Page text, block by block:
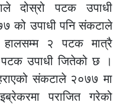
दोस्रो पटक उपाधी
को उपाधी पनि संकटाले
२ पटक मात्रै
उपाधी जितेको छ ।
संकटाले २०७७ मा
पराजित गरेको